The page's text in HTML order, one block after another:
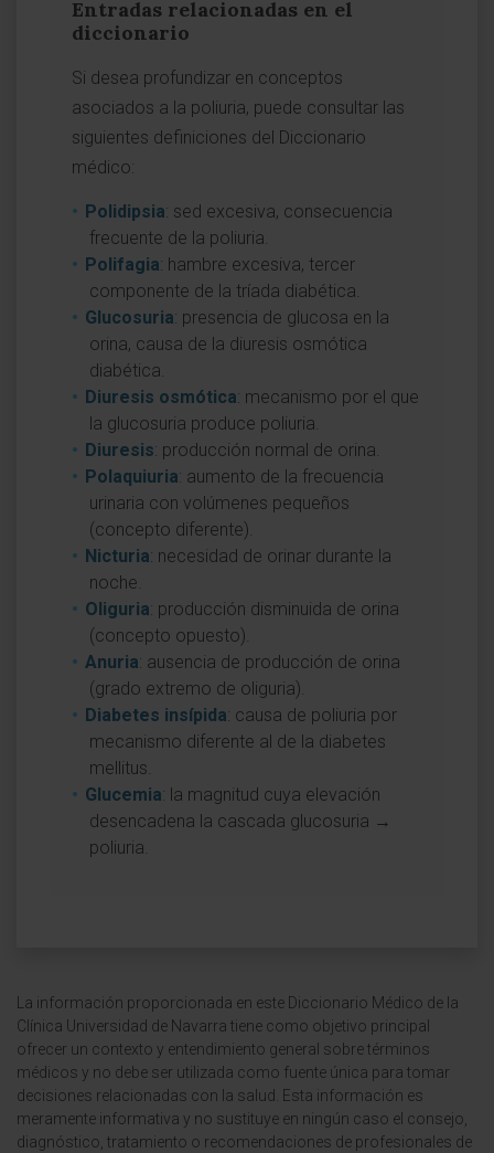
Entradas relacionadas en el
diccionario
Si desea profundizar en conceptos
asociados a la poliuria, puede consultar las
siguientes definiciones del Diccionario
médico:
Polidipsia: sed excesiva, consecuencia
frecuente de la poliuria.
Polifagia: hambre excesiva, tercer
componente de la tríada diabética.
Glucosuria: presencia de glucosa en la
orina, causa de la diuresis osmótica
diabética.
Diuresis osmótica: mecanismo por el que
la glucosuria produce poliuria.
Diuresis: producción normal de orina.
Polaquiuria: aumento de la frecuencia
urinaria con volúmenes pequeños
(concepto diferente).
Nicturia: necesidad de orinar durante la
noche.
Oliguria: producción disminuida de orina
(concepto opuesto).
Anuria: ausencia de producción de orina
(grado extremo de oliguria).
Diabetes insípida: causa de poliuria por
mecanismo diferente al de la diabetes
mellitus.
Glucemia: la magnitud cuya elevación
desencadena la cascada glucosuria →
poliuria.
La información proporcionada en este Diccionario Médico de la
Clínica Universidad de Navarra tiene como objetivo principal
ofrecer un contexto y entendimiento general sobre términos
médicos y no debe ser utilizada como fuente única para tomar
decisiones relacionadas con la salud. Esta información es
meramente informativa y no sustituye en ningún caso el consejo,
diagnóstico, tratamiento o recomendaciones de profesionales de